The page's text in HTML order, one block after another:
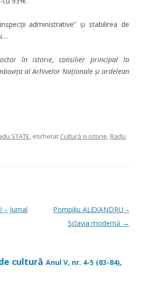
administrative” şi stabilirea de
în istorie, consilier principal la
al Arhivelor Naționale și ardelean
STATE, etichetat Cultură şi istorie, Radu
– Jurnal
Pompiliu ALEXANDRU –
Sclavia modernă →
cultură Anul V, nr. 4-5 (83-84),